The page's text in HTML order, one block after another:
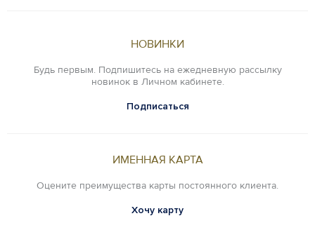
НОВИНКИ
Будь первым. Подпишитесь на ежедневную рассылку
новинок в Личном кабинете.
Подписаться
ИМЕННАЯ КАРТА
Оцените преимущества карты постоянного клиента.
Хочу карту